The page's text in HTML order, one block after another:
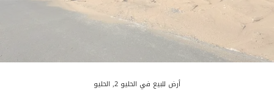
أرض للبيع في الحليو 2, الحليو